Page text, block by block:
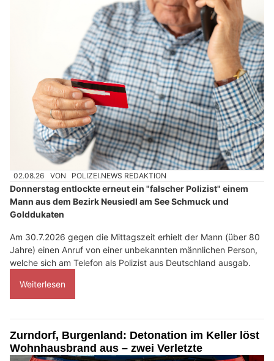
02.08.26 VON POLIZEI.NEWS REDAKTION
Donnerstag entlockte erneut ein "falscher Polizist" einem
Mann aus dem Bezirk Neusiedl am See Schmuck und
Golddukaten
Am 30.7.2026 gegen die Mittagszeit erhielt der Mann (über 80
Jahre) einen Anruf von einer unbekannten männlichen Person,
welche sich am Telefon als Polizist aus Deutschland ausgab.
Weiterlesen
Zurndorf, Burgenland: Detonation im Keller löst
Wohnhausbrand aus – zwei Verletzte